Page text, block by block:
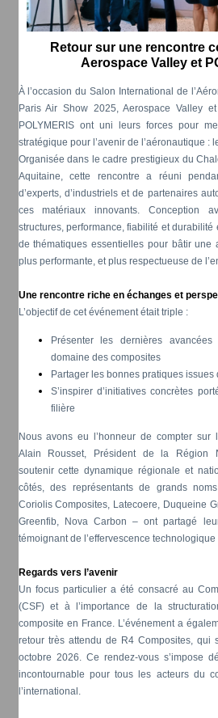
Retour sur une rencontre
Aerospace Valley et
À l’occasion du Salon International de
Paris Air Show 2025, Aerospace Valley
POLYMERIS ont uni leurs forces pour
stratégique pour l’avenir de l’aéronautique :
Organisée dans le cadre prestigieux du
Aquitaine, cette rencontre a réuni
d’experts, d’industriels et de partenaires
ces matériaux innovants. Conception
structures, performance, fiabilité et
de thématiques essentielles pour bâtir une
plus performante, et plus respectueuse de
Une rencontre riche en échanges et
L’objectif de cet événement était triple :
Présenter les dernières
domaine des composites
Partager les bonnes pratiques issues
S’inspirer d’initiatives concrètes
filière
Nous avons eu l’honneur de compter sur
Alain Rousset, Président de la Région
soutenir cette dynamique régionale et
côtés, des représentants de grands
Coriolis Composites, Latecoere, Duqueine
Greenfib, Nova Carbon – ont partagé
témoignant de l’effervescence technologique
Regards vers l’avenir
Un focus particulier a été consacré au
(CSF) et à l’importance de la
composite en France. L’événement a
retour très attendu de R4 Composites, qui
octobre 2026. Ce rendez-vous s’impose
incontournable pour tous les acteurs du
l’international.